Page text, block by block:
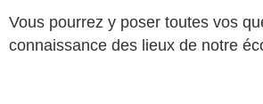
Vous pourrez y poser toutes vos
connaissance des lieux de notre